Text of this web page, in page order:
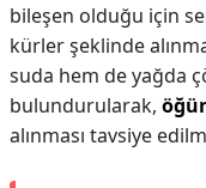
bileşen olduğu için
kürler şeklinde
suda hem de yağda
bulundurularak,
alınması tavsiye